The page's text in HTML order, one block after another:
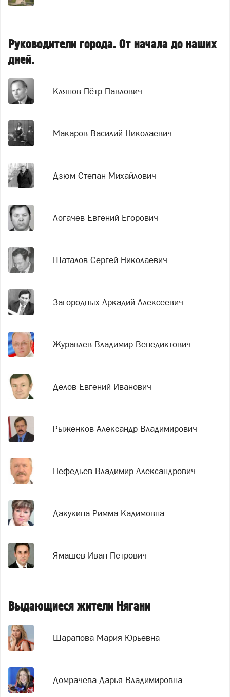
Руководители города. От начала до наших
дней.
Кляпов Пётр Павлович
Макаров Василий Николаевич
Дзюм Степан Михайлович
Логачёв Евгений Егорович
Шаталов Сергей Николаевич
Загородных Аркадий Алексеевич
Журавлев Владимир Венедиктович
Делов Евгений Иванович
Рыженков Александр Владимирович
Нефедьев Владимир Александрович
Дакукина Римма Кадимовна
Ямашев Иван Петрович
Выдающиеся жители Нягани
Шарапова Мария Юрьевна
Домрачева Дарья Владимировна